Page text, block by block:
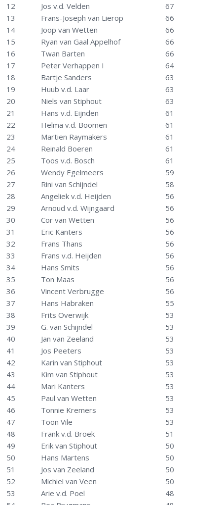
12
Jos v.d. Velden
67
13
Frans-Joseph van Lierop
66
14
Joop van Wetten
66
15
Ryan van Gaal Appelhof
66
16
Twan Barten
66
17
Peter Verhappen I
64
18
Bartje Sanders
63
19
Huub v.d. Laar
63
20
Niels van Stiphout
63
21
Hans v.d. Eijnden
61
22
Helma v.d. Boomen
61
23
Martien Raymakers
61
24
Reinald Boeren
61
25
Toos v.d. Bosch
61
26
Wendy Egelmeers
59
27
Rini van Schijndel
58
28
Angeliek v.d. Heijden
56
29
Arnoud v.d. Wijngaard
56
30
Cor van Wetten
56
31
Eric Kanters
56
32
Frans Thans
56
33
Frans v.d. Heijden
56
34
Hans Smits
56
35
Ton Maas
56
36
Vincent Verbrugge
56
37
Hans Habraken
55
38
Frits Overwijk
53
39
G. van Schijndel
53
40
Jan van Zeeland
53
41
Jos Peeters
53
42
Karin van Stiphout
53
43
Kim van Stiphout
53
44
Mari Kanters
53
45
Paul van Wetten
53
46
Tonnie Kremers
53
47
Toon Vile
53
48
Frank v.d. Broek
51
49
Erik van Stiphout
50
50
Hans Martens
50
51
Jos van Zeeland
50
52
Michiel van Veen
50
53
Arie v.d. Poel
48